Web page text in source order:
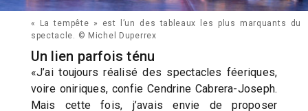
« La tempête » est l’un des tableaux les plus marquants du
spectacle. © Michel Duperrex
Un lien parfois ténu
«J’ai toujours réalisé des spectacles féeriques,
voire oniriques, confie Cendrine Cabrera-Joseph.
Mais cette fois, j’avais envie de proposer